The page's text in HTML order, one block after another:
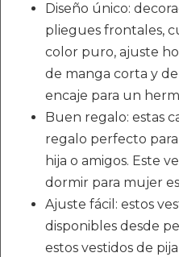
Diseño único:
pliegues frontales,
color puro, ajuste
de manga corta y
encaje para un
Buen regalo: estas
regalo perfecto
hija o amigos. Este
dormir para mujer
Ajuste fácil: estos
disponibles desde
estos vestidos de